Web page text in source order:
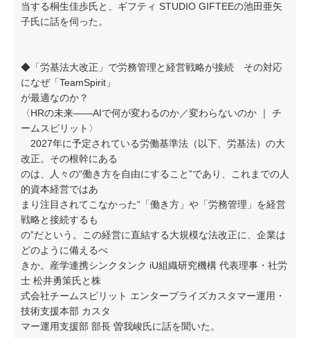
当する桐生佳歩氏と、ギフティ STUDIO GIFTEEの池田亜矢
子氏に話を伺った。
◆「労基法大改正」で労務管理と経営戦略が接続 その対応
になぜ「TeamSpirit」
が最適なのか？
〈HRの未来——AIで何が変わるのか／変わらないのか ｜ チ
ームスピリット〉
2027年に予定されている労働基準法（以下、労基法）の大
改正。その根幹にある
のは、人々の“働き方を自由にすること”であり、これまでの人
的資本経営ではあ
まり注目されてこなかった“「働き方」や「労務管理」を経営
戦略と接続するも
の”だという。この経営に直結する大規模な法改正に、企業は
どのように備えるべ
きか。産学連携シンクタンク iU組織研究機構 代表理事・社労
士 松井勇策氏と株
式会社チームスピリット エンタープライズカスタマー運用・
技術支援本部 カスタ
マー運用支援部 部長 曽我峻氏に話を聞いた。